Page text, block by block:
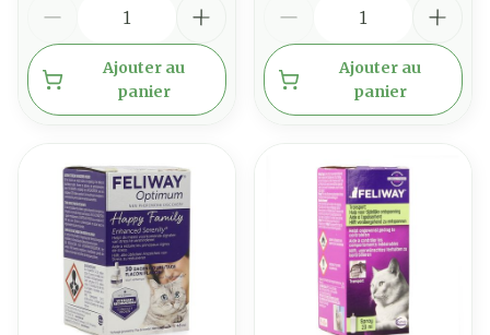
Ajouter au
panier
Ajouter au
panier